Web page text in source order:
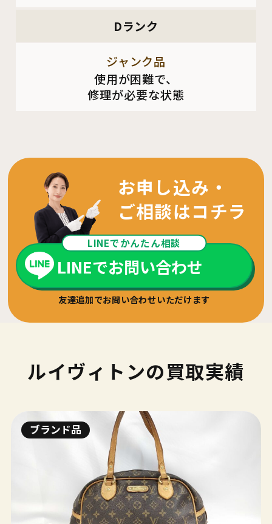
Dランク
ジャンク品
使用が困難で、
修理が必要な状態
お申し込み・
ご相談はコチラ
LINEでかんたん相談
LINEでお問い合わせ
友達追加でお問い合わせいただけます
ルイヴィトンの買取実績
ブランド品